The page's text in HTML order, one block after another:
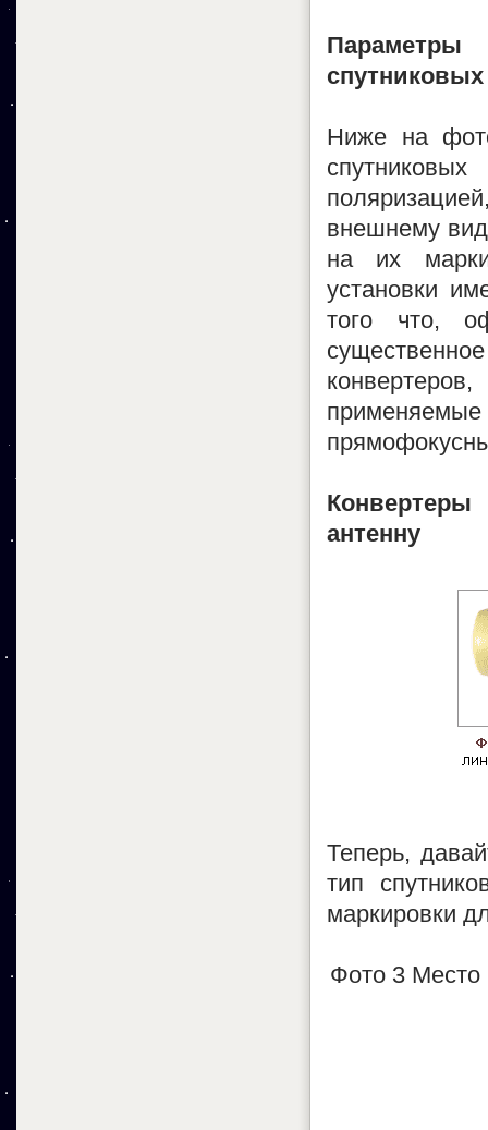
Параметры
Ниже на
внешнему
на их
установки
того что,
антенну
Теперь,
тип
маркировки
Фото 3 Место